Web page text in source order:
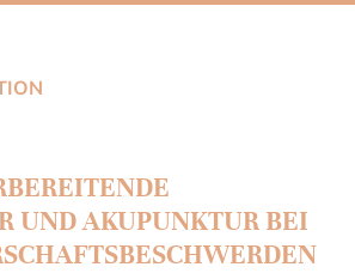
UND AKUPUNKTUR BEI